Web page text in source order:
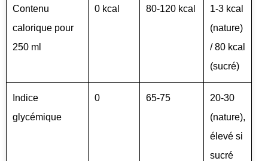
Contenu
calorique pour
250 ml
0 kcal 80-120 kcal
1-3 kcal
(nature)
/ 80 kcal
(sucré)
Indice
glycémique
0 65-75
20-30
(nature),
élevé si
sucré